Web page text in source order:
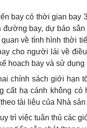
bay có thời gian bay
đường bay, dự báo
về tình hình thời
cho người lái về
hoạch bay và sử
chính sách giới hạn
cất hạ cánh không
tài liệu của Nhà sản
trì việc tuân thủ các